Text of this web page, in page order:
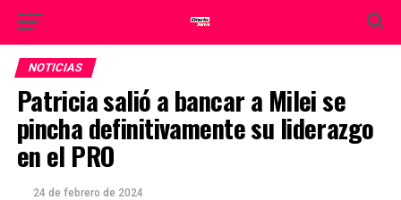
NOTICIAS
Patricia salió a bancar a Milei se
pincha definitivamente su liderazgo
en el PRO
24 de febrero de 2024